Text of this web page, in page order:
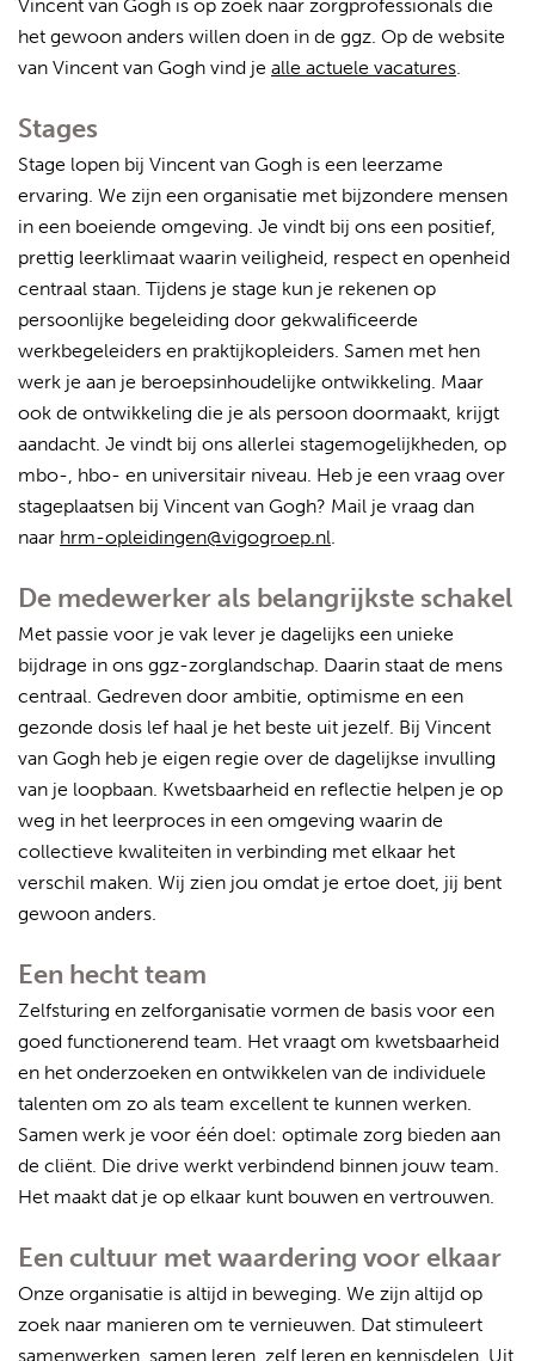
Vincent van Gogh is op zoek naar zorgprofessionals die
het gewoon anders willen doen in de ggz. Op de website
van Vincent van Gogh vind je alle actuele vacatures.
Stages
Stage lopen bij Vincent van Gogh is een leerzame
ervaring. We zijn een organisatie met bijzondere mensen
in een boeiende omgeving. Je vindt bij ons een positief,
prettig leerklimaat waarin veiligheid, respect en openheid
centraal staan. Tijdens je stage kun je rekenen op
persoonlijke begeleiding door gekwalificeerde
werkbegeleiders en praktijkopleiders. Samen met hen
werk je aan je beroepsinhoudelijke ontwikkeling. Maar
ook de ontwikkeling die je als persoon doormaakt, krijgt
aandacht. Je vindt bij ons allerlei stagemogelijkheden, op
mbo-, hbo- en universitair niveau. Heb je een vraag over
stageplaatsen bij Vincent van Gogh? Mail je vraag dan
naar hrm-opleidingen@vigogroep.nl.
De medewerker als belangrijkste schakel
Met passie voor je vak lever je dagelijks een unieke
bijdrage in ons ggz-zorglandschap. Daarin staat de mens
centraal. Gedreven door ambitie, optimisme en een
gezonde dosis lef haal je het beste uit jezelf. Bij Vincent
van Gogh heb je eigen regie over de dagelijkse invulling
van je loopbaan. Kwetsbaarheid en reflectie helpen je op
weg in het leerproces in een omgeving waarin de
collectieve kwaliteiten in verbinding met elkaar het
verschil maken. Wij zien jou omdat je ertoe doet, jij bent
gewoon anders.
Een hecht team
Zelfsturing en zelforganisatie vormen de basis voor een
goed functionerend team. Het vraagt om kwetsbaarheid
en het onderzoeken en ontwikkelen van de individuele
talenten om zo als team excellent te kunnen werken.
Samen werk je voor één doel: optimale zorg bieden aan
de cliënt. Die drive werkt verbindend binnen jouw team.
Het maakt dat je op elkaar kunt bouwen en vertrouwen.
Een cultuur met waardering voor elkaar
Onze organisatie is altijd in beweging. We zijn altijd op
zoek naar manieren om te vernieuwen. Dat stimuleert
samenwerken, samen leren, zelf leren en kennisdelen. Uit